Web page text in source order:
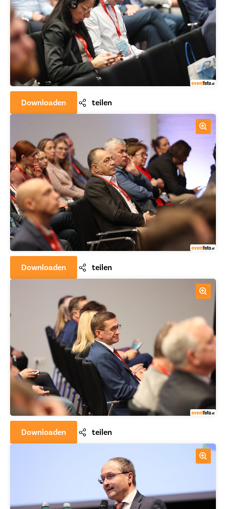
Downloaden teilen
Downloaden teilen
Downloaden teilen